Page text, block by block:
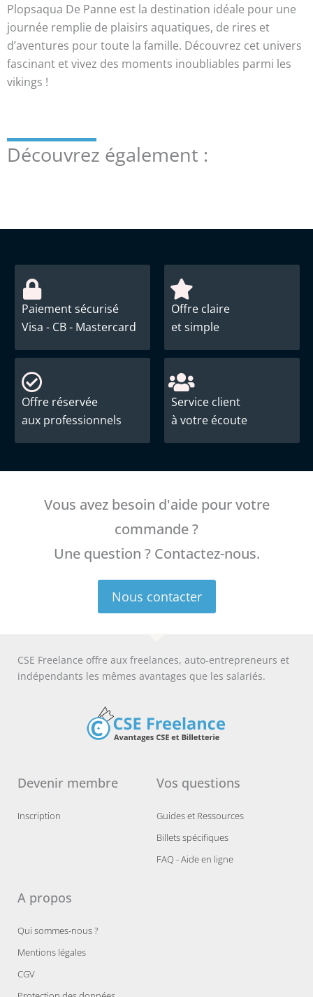
Plopsaqua De Panne est la destination idéale pour une
journée remplie de plaisirs aquatiques, de rires et
d’aventures pour toute la famille. Découvrez cet univers
fascinant et vivez des moments inoubliables parmi les
vikings !
Découvrez également :
Paiement sécurisé
Visa - CB - Mastercard
Offre claire
et simple
Offre réservée
aux professionnels
Service client
à votre écoute
Vous avez besoin d'aide pour votre
commande ?
Une question ? Contactez-nous.
Nous contacter
CSE Freelance offre aux freelances, auto-entrepreneurs et
indépendants les mêmes avantages que les salariés.
Devenir membre
Inscription
Vos questions
Guides et Ressources
Billets spécifiques
FAQ - Aide en ligne
A propos
Qui sommes-nous ?
Mentions légales
CGV